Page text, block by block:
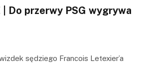
| Do przerwy PSG wygrywa
sędziego Francois Letexier’a